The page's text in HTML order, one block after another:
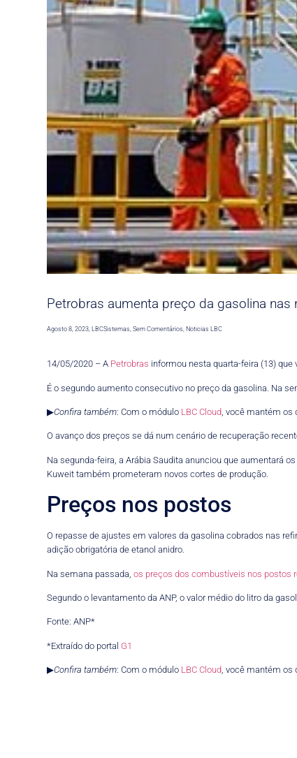
Petrobras aumenta preço da gasolina nas
Agosto 8, 2023 ,LBCSistemas Sem Comentários Noticias LBC
14/05/2020 – A Petrobras informou nesta quarta-feira (13) que
É o segundo aumento consecutivo no preço da gasolina. Na
▶Confira também: Com o módulo LBC Cloud , você mantém
O avanço dos preços se dá num cenário de recuperação
Na segunda-feira, a Arábia Saudita anunciou que aumentará
Kuweit também prometeram novos cortes de produção.
Preços nos postos
O repasse de ajustes em valores da gasolina cobrados nas
adição obrigatória de etanol anidro.
Na semana passada, os preços dos combustíveis nos postos
Segundo o levantamento da ANP, o valor médio do litro da
Fonte: ANP*
*Extraído do portal G1
▶Confira também: Com o módulo LBC Cloud, você mantém os